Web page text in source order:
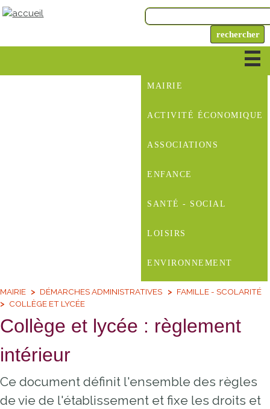
MAIRIE
ACTIVITÉ ÉCONOMIQUE
ASSOCIATIONS
ENFANCE
SANTÉ - SOCIAL
LOISIRS
ENVIRONNEMENT
MAIRIE DÉMARCHES ADMINISTRATIVES
FAMILLE - SCOLARITÉ
COLLÈGE ET LYCÉE
Collège et lycée : règlement
intérieur
Ce document définit l'ensemble des règles
de vie de l'établissement et fixe les droits et